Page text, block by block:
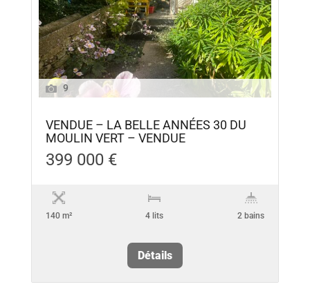
9
VENDUE – LA BELLE ANNÉES 30 DU
MOULIN VERT – VENDUE
399 000 €
140 m² 4 lits 2 bains
Détails